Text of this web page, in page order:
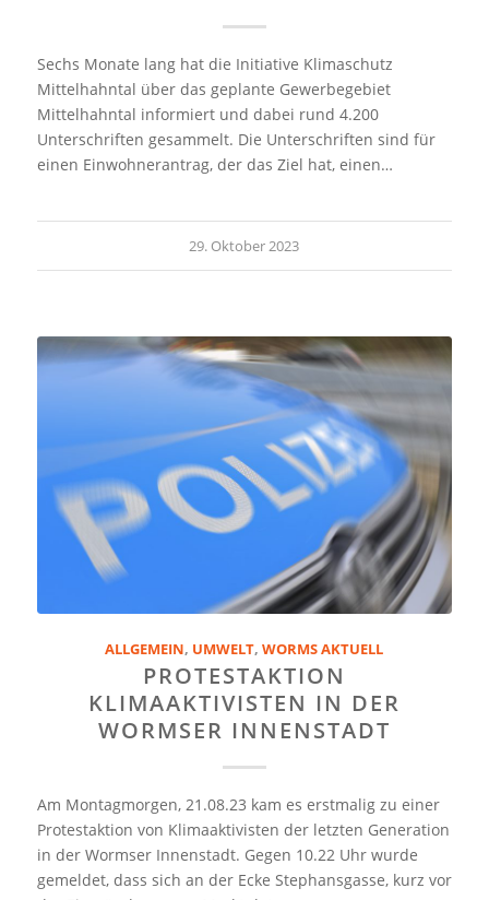
Sechs Monate lang hat die Initiative Klimaschutz
Mittelhahntal über das geplante Gewerbegebiet
Mittelhahntal informiert und dabei rund 4.200
Unterschriften gesammelt. Die Unterschriften sind für
einen Einwohnerantrag, der das Ziel hat, einen…
29. Oktober 2023
ALLGEMEIN, UMWELT,WORMS AKTUELL
PROTESTAKTION
KLIMAAKTIVISTEN IN DER
WORMSER INNENSTADT
Am Montagmorgen, 21.08.23 kam es erstmalig zu einer
Protestaktion von Klimaaktivisten der letzten Generation
in der Wormser Innenstadt. Gegen 10.22 Uhr wurde
gemeldet, dass sich an der Ecke Stephansgasse, kurz vor